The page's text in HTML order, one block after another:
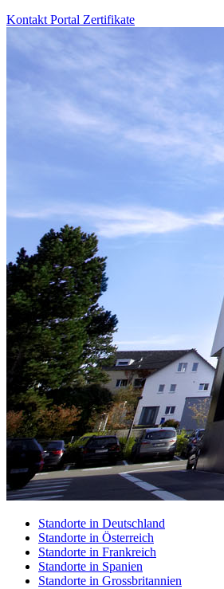
Kontakt Portal Zertifikate
Standorte in Deutschland
Standorte in Österreich
Standorte in Frankreich
Standorte in Spanien
Standorte in Grossbritannien